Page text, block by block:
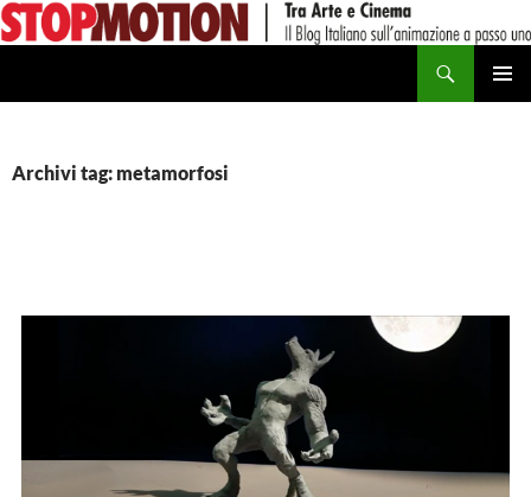
Vai
al
Archivi tag: metamorfosi